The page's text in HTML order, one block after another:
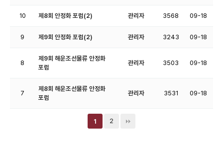
10 제8회 안정화 포럼(2) 관리자 3568 09-18
9 제9회 안정화 포럼(2) 관리자 3243 09-18
8
제9회 해운조선물류 안정화
포럼
관리자 3503 09-18
7
제8회 해운조선물류 안정화
포럼
관리자 3531 09-18
1 2